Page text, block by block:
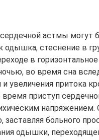
астмы могут
стеснение в
в
во время сна
увеличения притока
приступ
больного
одышки,